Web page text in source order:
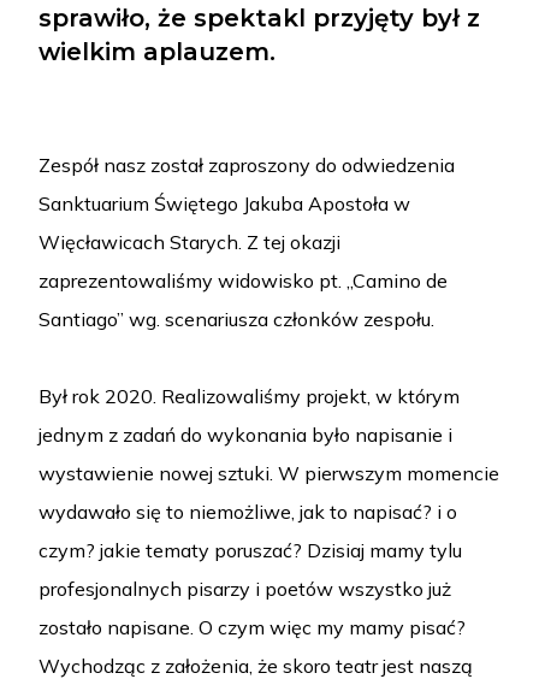
sprawiło, że spektakl przyjęty był z
wielkim aplauzem.
Zespół nasz został zaproszony do odwiedzenia
Sanktuarium Świętego Jakuba Apostoła w
Więcławicach Starych. Z tej okazji
zaprezentowaliśmy widowisko pt. „Camino de
Santiago” wg. scenariusza członków zespołu.
Był rok 2020. Realizowaliśmy projekt, w którym
jednym z zadań do wykonania było napisanie i
wystawienie nowej sztuki. W pierwszym momencie
wydawało się to niemożliwe, jak to napisać? i o
czym? jakie tematy poruszać? Dzisiaj mamy tylu
profesjonalnych pisarzy i poetów wszystko już
zostało napisane. O czym więc my mamy pisać?
Wychodząc z założenia, że skoro teatr jest naszą